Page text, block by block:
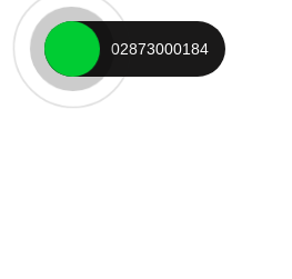
02873000184